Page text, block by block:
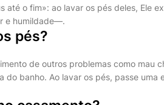
até o fim»: ao lavar os pés deles, Ele
e humildade—.
pés?
de outros problemas como mau
banho. Ao lavar os pés, passe uma